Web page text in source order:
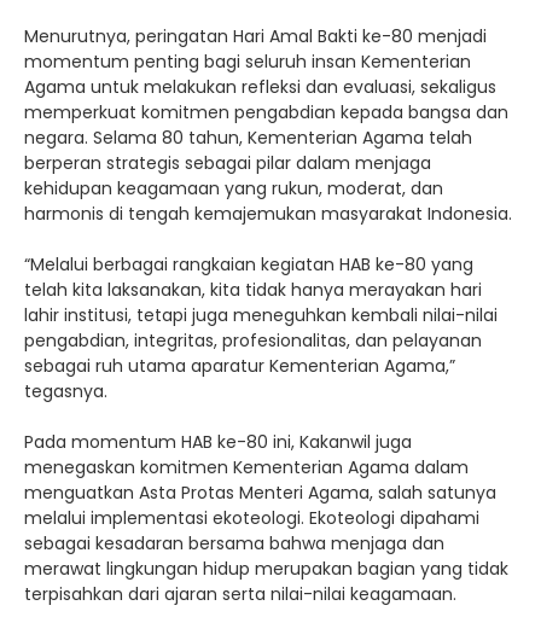
Menurutnya, peringatan Hari Amal Bakti ke-80 menjadi
momentum penting bagi seluruh insan Kementerian
Agama untuk melakukan refleksi dan evaluasi, sekaligus
memperkuat komitmen pengabdian kepada bangsa dan
negara. Selama 80 tahun, Kementerian Agama telah
berperan strategis sebagai pilar dalam menjaga
kehidupan keagamaan yang rukun, moderat, dan
harmonis di tengah kemajemukan masyarakat Indonesia.
“Melalui berbagai rangkaian kegiatan HAB ke-80 yang
telah kita laksanakan, kita tidak hanya merayakan hari
lahir institusi, tetapi juga meneguhkan kembali nilai-nilai
pengabdian, integritas, profesionalitas, dan pelayanan
sebagai ruh utama aparatur Kementerian Agama,”
tegasnya.
Pada momentum HAB ke-80 ini, Kakanwil juga
menegaskan komitmen Kementerian Agama dalam
menguatkan Asta Protas Menteri Agama, salah satunya
melalui implementasi ekoteologi. Ekoteologi dipahami
sebagai kesadaran bersama bahwa menjaga dan
merawat lingkungan hidup merupakan bagian yang tidak
terpisahkan dari ajaran serta nilai-nilai keagamaan.